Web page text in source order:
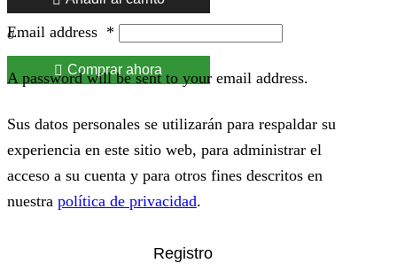
Email address *
A password will be sent to your email address.
Sus datos personales se utilizarán para respaldar su
experiencia en este sitio web, para administrar el
acceso a su cuenta y para otros fines descritos en
nuestra política de privacidad.
Registro
o
Comprar ahora